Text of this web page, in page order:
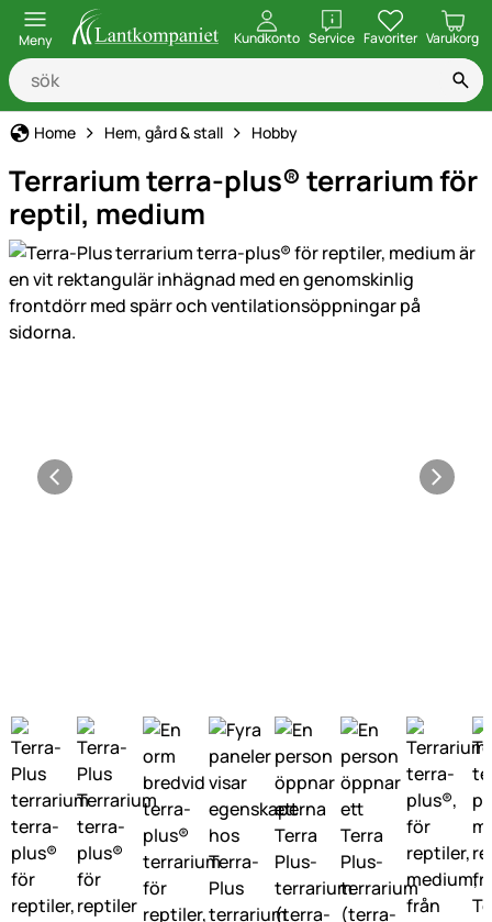
Meny Kundkonto ServiceöppnaFavoriter Varukorg
Home Hem, gård & stall Hobby
Terrarium terra-plus® terrarium för
reptil, medium
Produktgaleri